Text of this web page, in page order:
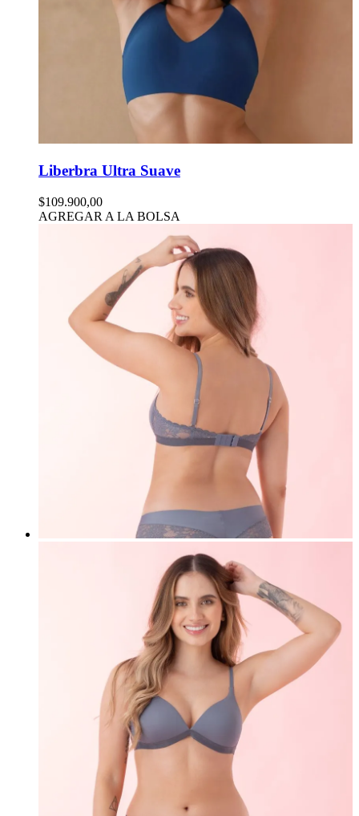
Liberbra Ultra Suave
$109.900,00
AGREGAR A LA BOLSA